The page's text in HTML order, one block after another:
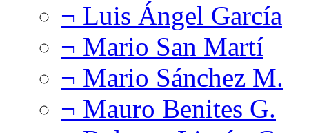
¬ Luis Ángel García
¬ Mario San Martí
¬ Mario Sánchez M.
¬ Mauro Benites G.